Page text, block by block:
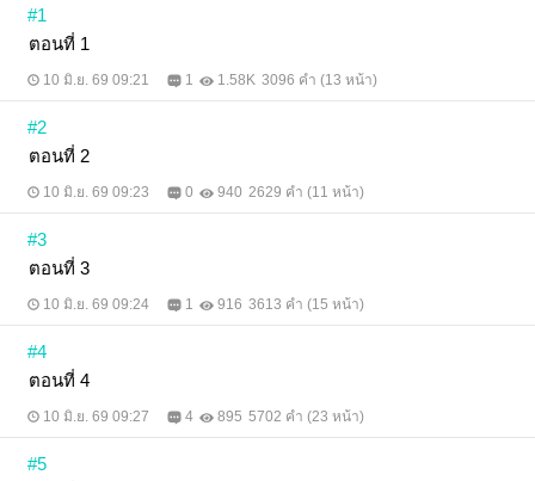
#1
ตอนที่ 1
10 มิ.ย. 69 09:21 1 1.58K 3096 คำ (13 หน้า)
#2
ตอนที่ 2
10 มิ.ย. 69 09:23 0 940 2629 คำ (11 หน้า)
#3
ตอนที่ 3
10 มิ.ย. 69 09:24 1 916 3613 คำ (15 หน้า)
#4
ตอนที่ 4
10 มิ.ย. 69 09:27 4 895 5702 คำ (23 หน้า)
#5